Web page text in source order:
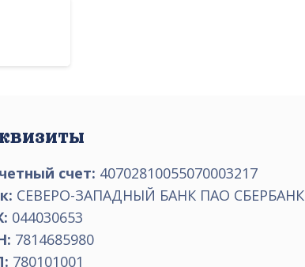
счет: 40702810055070003217
СЕВЕРО-ЗАПАДНЫЙ БАНК ПАО СБЕРБАНК
044030653
7814685980
780101001